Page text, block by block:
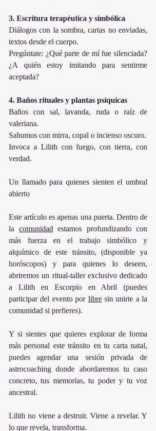
3. Escritura terapéutica y simbólica
Diálogos con la sombra, cartas no enviadas,
textos desde el cuerpo.
Pregúntate: ¿Qué parte de mí fue silenciada?
¿A quién estoy imitando para sentirme
aceptada?
4. Baños rituales y plantas psíquicas
Baños con sal, lavanda, ruda o raíz de
valeriana.
Sahumos con mirra, copal o incienso oscuro.
Invoca a Lilith con fuego, con tierra, con
verdad.
Un llamado para quienes sienten el umbral
abierto
Este artículo es apenas una puerta. Dentro de
la comunidad estamos profundizando con
más fuerza en el trabajo simbólico y
alquímico de este tránsito, (disponible ya
horóscopos) y para quienes lo deseen,
abriremos un ritual-taller exclusivo dedicado
a Lilith en Escorpio en Abril (puedes
participar del evento por libre sin unirte a la
comunidad si prefieres).
Y si sientes que quieres explorar de forma
más personal este tránsito en tu carta natal,
puedes agendar una sesión privada de
astrocoaching donde abordaremos tu caso
concreto, tus memorias, tu poder y tu voz
ancestral.
Lilith no viene a destruir. Viene a revelar. Y
lo que revela, transforma.